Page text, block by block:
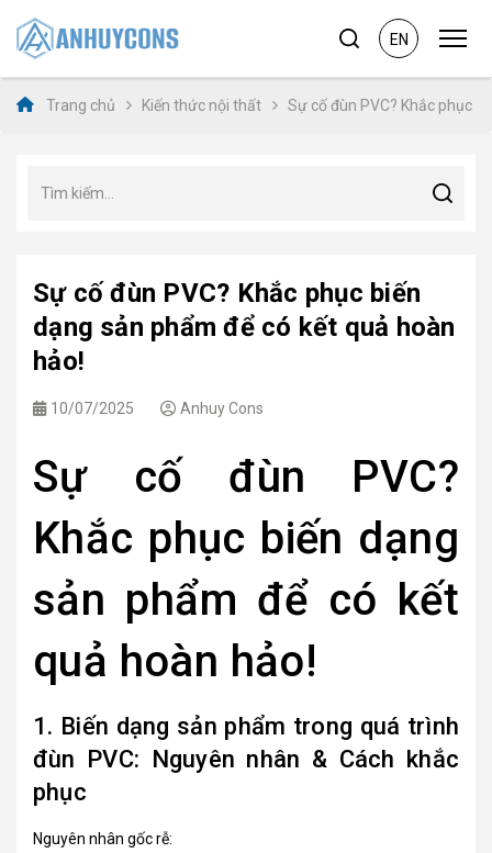
EN
Trang chủ Kiến thức nội thất Sự cố đùn PVC? Khắc phục
Sự cố đùn PVC? Khắc phục biến
dạng sản phẩm để có kết quả hoàn
hảo!
10/07/2025 Anhuy Cons
Sự cố đùn PVC?
Khắc phục biến dạng
sản phẩm để có kết
quả hoàn hảo!
1. Biến dạng sản phẩm trong quá trình
đùn PVC: Nguyên nhân & Cách khắc
phục
Nguyên nhân gốc rễ: